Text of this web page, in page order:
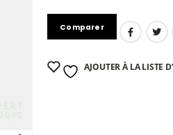
Comparer
AJOUTER À LA LISTE